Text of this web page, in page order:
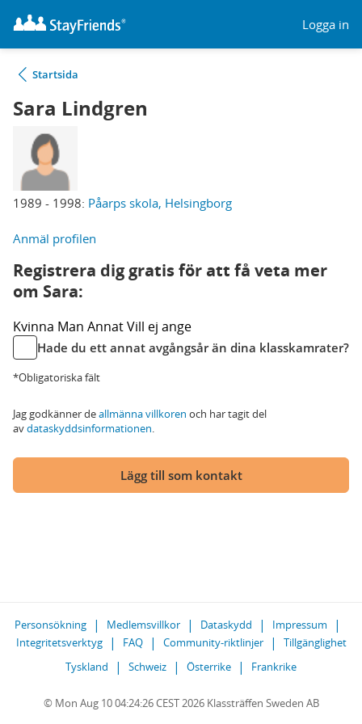
Logga in
Startsida
Sara Lindgren
1989 - 1998: Påarps skola, Helsingborg
Anmäl profilen
Registrera dig gratis för att få veta mer
om Sara:
Kvinna Man AnnatVill ej ange
Hade du ett annat avgångsår än dina klasskamrater?
*Obligatoriska fält
Jag godkänner deallmänna villkoren och har tagit del
avdataskyddsinformationen.
Lägg till som kontakt
Personsökning Medlemsvillkor Dataskydd
Impressum
Integritetsverktyg
FAQ Community-riktlinjer
Tillgänglighet
Tyskland
Schweiz Österrike Frankrike
© Mon Aug 10 04:24:26 CEST 2026 Klassträffen Sweden AB